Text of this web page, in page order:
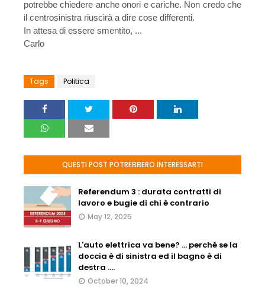
potrebbe chiedere anche onori e cariche. Non credo che
il centrosinistra riuscirà a dire cose differenti.
In attesa di essere smentito, ...
Carlo
Tags Politica
QUESTI POST POTREBBERO INTERESSARTI
Referendum 3 : durata contratti di
lavoro e bugie di chi è contrario
May 12, 2025
L'auto elettrica va bene? ... perché se la
doccia è di sinistra ed il bagno è di
destra ....
October 10, 2024